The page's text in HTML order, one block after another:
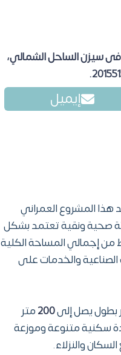
سيزن الساحل الشمالي،
إيميل
هذا المشروع العمراني
صحية ونقية تعتمد بشكل
إجمالي المساحة الكلية
الصناعية والخدمات على
بطول يصل إلى200متر
سكنية متنوعة وموزعة
والنزلاء.